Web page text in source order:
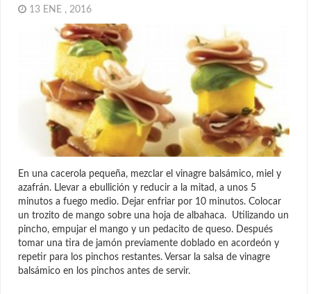
13 ENE , 2016
En una cacerola pequeña, mezclar el vinagre balsámico, miel y
azafrán. Llevar a ebullición y reducir a la mitad, a unos 5
minutos a fuego medio. Dejar enfriar por 10 minutos. Colocar
un trozito de mango sobre una hoja de albahaca. Utilizando un
pincho, empujar el mango y un pedacito de queso. Después
tomar una tira de jamón previamente doblado en acordeón y
repetir para los pinchos restantes. Versar la salsa de vinagre
balsámico en los pinchos antes de servir.